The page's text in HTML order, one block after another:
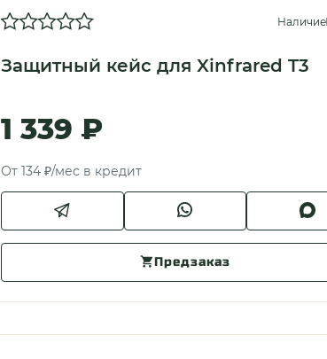
Наличие
Защитный кейс для Xinfrared T3
1 339 ₽
От 134 ₽/мес в кредит
Предзаказ